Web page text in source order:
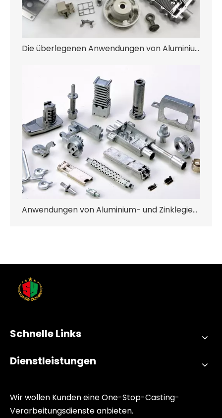
Die überlegenen Anwendungen von Aluminium/Zink-Legierungen Druckgusss in der Automobilindustrie
Anwendungen von Aluminium- und Zinklegierungen Druckguss in medizinischen Geräten
Schnelle Links
Dienstleistungen
Wir wollen Kunden eine One-Stop-Casting-
Verarbeitungsdienste anbieten.